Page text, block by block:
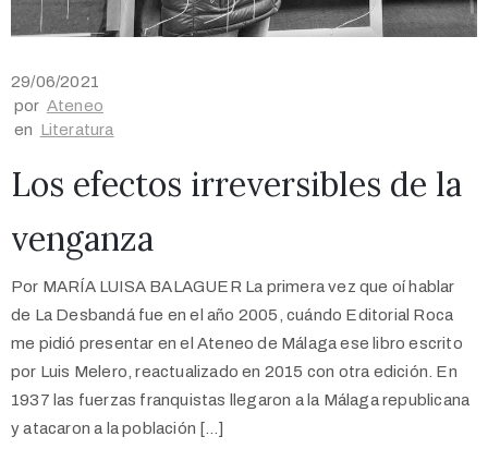
29/06/2021
por Ateneo
en Literatura
Los efectos irreversibles de la
venganza
Por MARÍA LUISA BALAGUER La primera vez que oí hablar
de La Desbandá fue en el año 2005, cuándo Editorial Roca
me pidió presentar en el Ateneo de Málaga ese libro escrito
por Luis Melero, reactualizado en 2015 con otra edición. En
1937 las fuerzas franquistas llegaron a la Málaga republicana
y atacaron a la población […]